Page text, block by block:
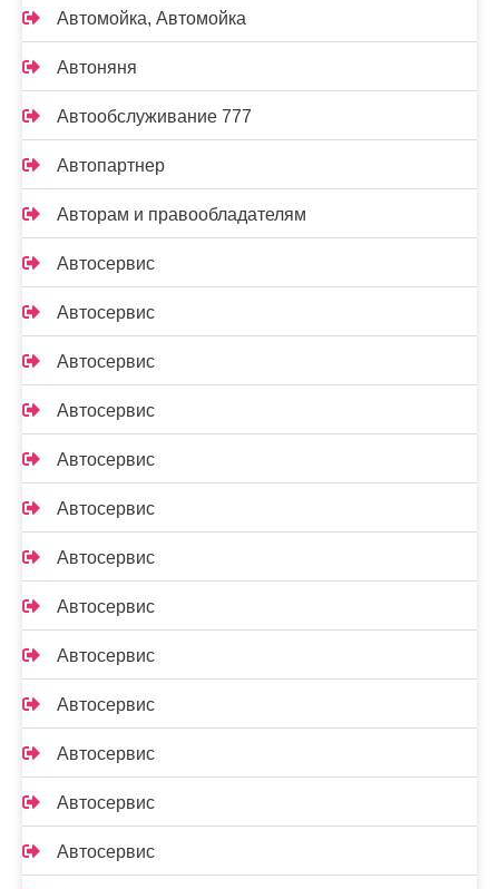
Автомойка, Автомойка
Автоняня
Автообслуживание 777
Автопартнер
Авторам и правообладателям
Автосервис
Автосервис
Автосервис
Автосервис
Автосервис
Автосервис
Автосервис
Автосервис
Автосервис
Автосервис
Автосервис
Автосервис
Автосервис